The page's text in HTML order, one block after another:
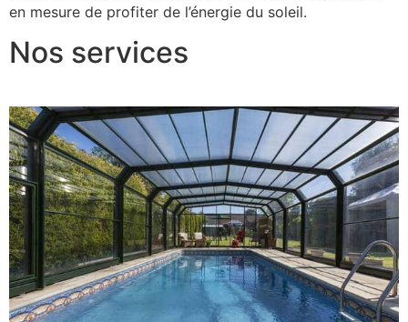
en mesure de profiter de l’énergie du soleil.
Nos services